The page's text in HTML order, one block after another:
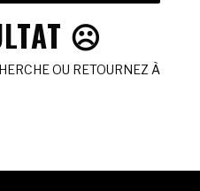
☹️
OU RETOURNEZ À